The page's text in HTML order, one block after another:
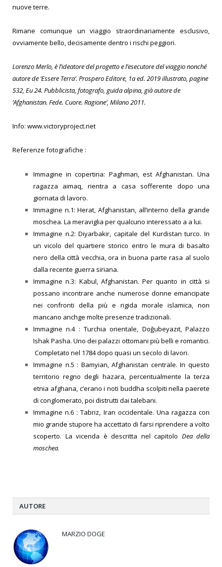
nuove terre.
Rimane comunque un viaggio straordinariamente esclusivo,
ovviamente bello, decisamente dentro i rischi peggiori.
Lorenzo Merlo, è l’ideatore del progetto e l’esecutore del viaggio nonché
autore de ‘Essere Terra’. Prospero Editore, 1a ed. 2019 illustrato, pagine
532, Eu 24. Pubblicista, fotografo, guida alpina, già autore de
‘Afghanistan. Fede. Cuore. Ragione’, Milano 2011.
Info: www.victoryproject.net
Referenze fotografiche :
Immagine in copertina: Paghman, est Afghanistan. Una
ragazza aimaq, rientra a casa sofferente dopo una
giornata di lavoro.
Immagine n.1: Herat, Afghanistan, all’interno della grande
moschea. La meraviglia per qualcuno interessato a a lui.
Immagine n.2: Diyarbakir, capitale del Kurdistan turco. In
un vicolo del quartiere storico entro le mura di basalto
nero della città vecchia, ora in buona parte rasa al suolo
dalla recente guerra siriana.
Immagine n.3: Kabul, Afghanistan. Per quanto in città si
possano incontrare anche numerose donne emancipate
nei confronti della più e rigida morale islamica, non
mancano anchge molte presenze tradizionali.
Immagine n.4 : Turchia orientale, Doğubeyazıt, Palazzo
Ishak Pasha. Uno dei palazzi ottomani più belli e romantici.
Completato nel 1784 dopo quasi un secolo di lavori.
Immagine n.5 : Bamyian, Afghanistan centrale. In questo
territorio regno degli hazara, percentualmente la terza
etnia afghana, c’erano i noti buddha scolpiti nella paerete
di conglomerato, poi distrutti dai talebani.
Immagine n.6 :Tabriz, Iran occidentale. Una ragazza con
mio grande stupore ha accettato di farsi riprendere a volto
scoperto. La vicenda è descritta nel capitolo Dea della
moschea.
AUTORE
MARZIO DOGE